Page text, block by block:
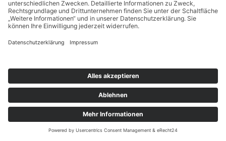
Copyright © 2026 BankingGuide GmbH |Impressum